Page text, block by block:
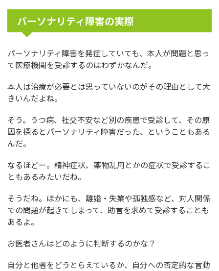
パーソナリティ障害の実際
パーソナリティ障害を発症していても、本人が問題と思っ
て医療機関を受診するのはわずかなんだ。
本人は治療が必要とは思っていないのがその理由として大
きいんだよね。
そう。うつ病、社交不安など別の疾患で受診して、その原
因を探るとパーソナリティ障害だった、ということもある
んだ。
なるほどー。精神症状、薬物乱用とかの症状で受診するこ
ともあるみたいだね。
そうだね。ほかにも、離婚・失業や孤独感など、対人関係
での問題が起きてしまって、助言を求めて受診することも
あるよ。
お医者さんはどのように判断するのかな？
自分と他者をどうとらえているか、自分への否定的な言動